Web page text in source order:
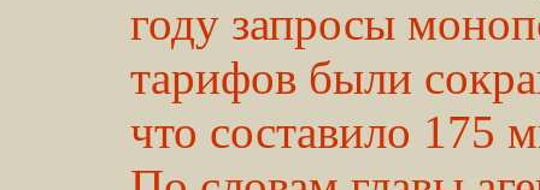
году запросы
тарифов были
что составило 175